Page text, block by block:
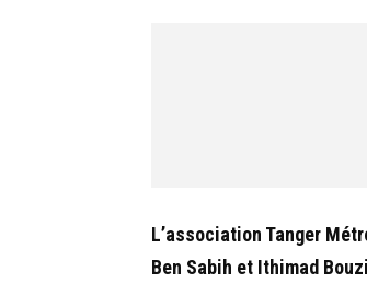
L’association Tanger
Ben Sabih et Ithimad